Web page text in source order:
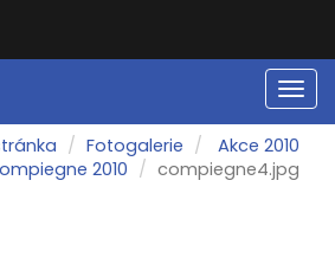
Fotogalerie
Akce 2010
2010
compiegne4.jpg